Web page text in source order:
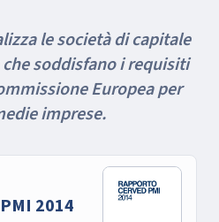
le società di capitale
soddisfano i requisiti
Europea per
imprese.
2014